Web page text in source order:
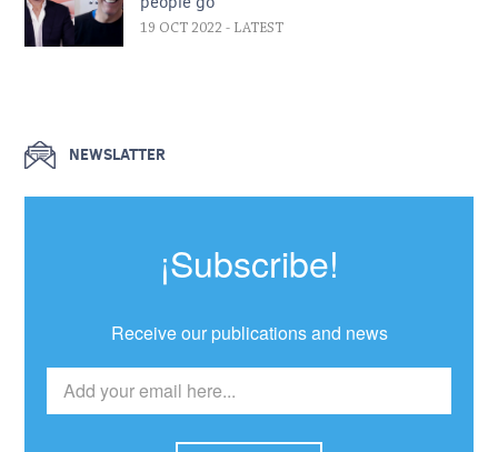
19 OCT 2022 - LATEST
NEWSLATTER
¡Subscribe!
Receive our publications and news